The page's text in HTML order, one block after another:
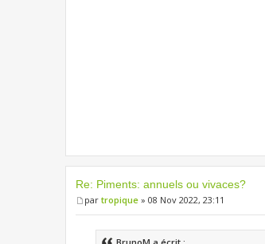
Re: Piments: annuels ou vivaces?
par tropique » 08 Nov 2022, 23:11